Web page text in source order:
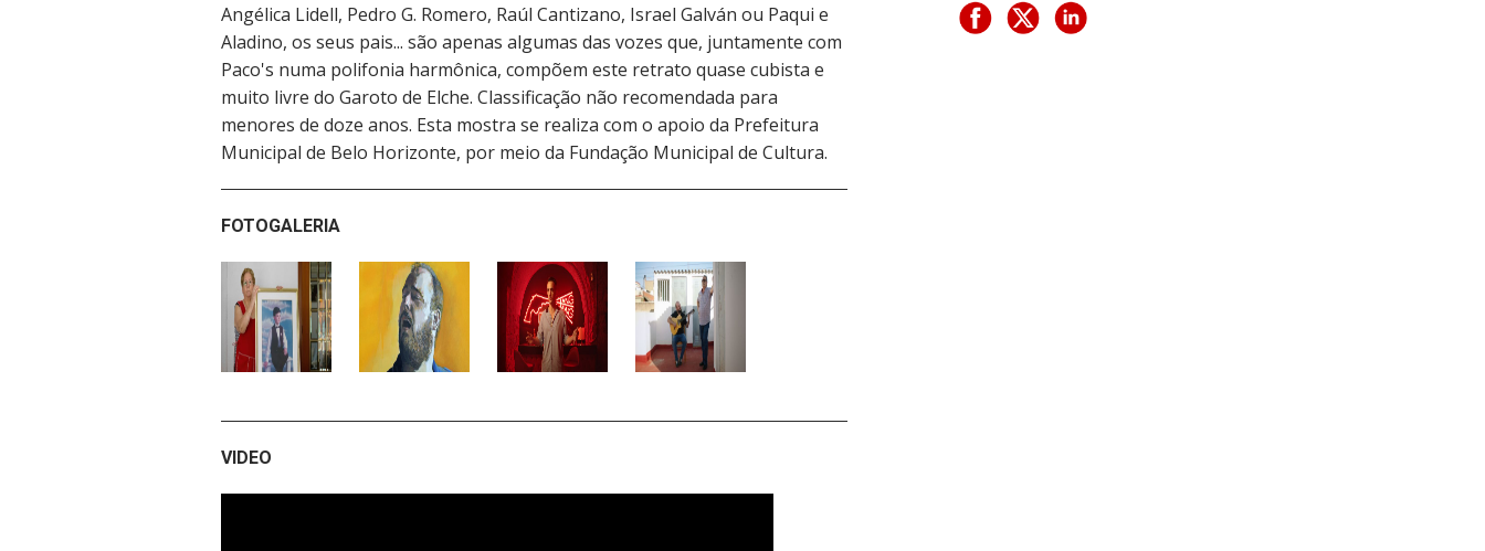
Angélica Lidell, Pedro G. Romero, Raúl Cantizano, Israel Galván ou Paqui e
Aladino, os seus pais... são apenas algumas das vozes que, juntamente com
Paco's numa polifonia harmônica, compõem este retrato quase cubista e
muito livre do Garoto de Elche. Classificação não recomendada para
menores de doze anos. Esta mostra se realiza com o apoio da Prefeitura
Municipal de Belo Horizonte, por meio da Fundação Municipal de Cultura.
FOTOGALERIA
VIDEO